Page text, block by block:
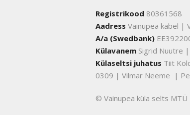
Registrikood 80361568
Aadress Vainupea kabel |
A/a (Swedbank)
Külavanem Sigrid Nuutre
Külaseltsi juhatus Tiit
0309 | Vilmar Neeme |
© Vainupea küla selts MTÜ